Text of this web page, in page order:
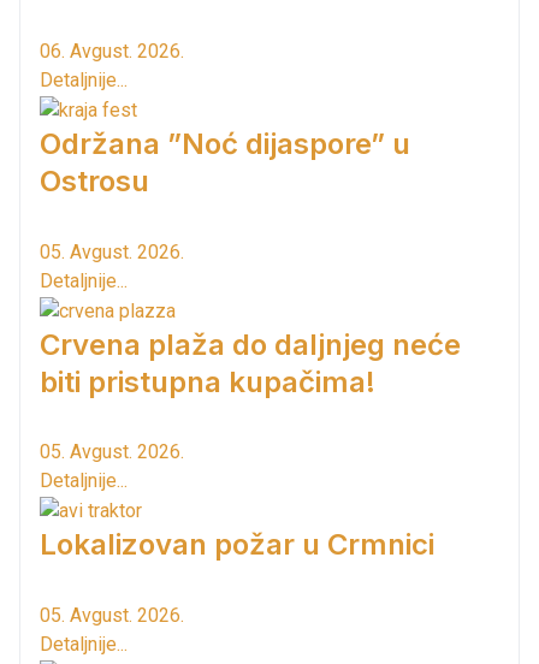
06. Avgust. 2026.
Detaljnije...
Održana ”Noć dijaspore” u
Ostrosu
05. Avgust. 2026.
Detaljnije...
Crvena plaža do daljnjeg neće
biti pristupna kupačima!
05. Avgust. 2026.
Detaljnije...
Lokalizovan požar u Crmnici
05. Avgust. 2026.
Detaljnije...